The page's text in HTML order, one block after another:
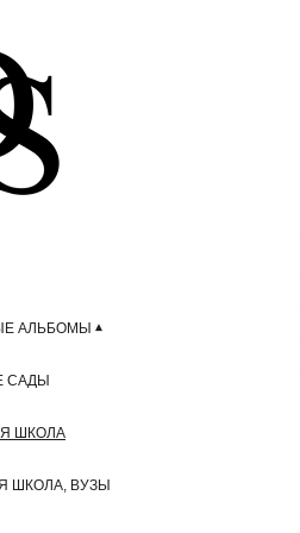
АЛЬБОМЫ
САДЫ
ШКОЛА
ШКОЛА, ВУЗЫ